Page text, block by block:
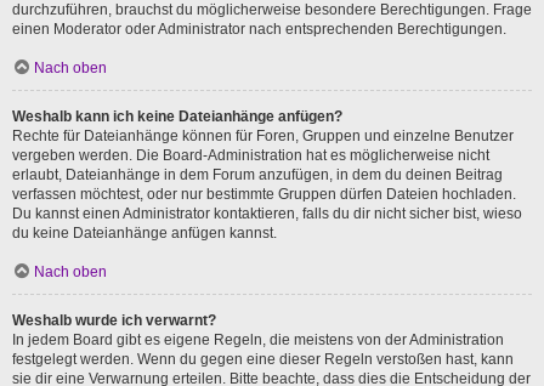
durchzuführen, brauchst du möglicherweise besondere Berechtigungen. Frage
einen Moderator oder Administrator nach entsprechenden Berechtigungen.
Nach oben
Weshalb kann ich keine Dateianhänge anfügen?
Rechte für Dateianhänge können für Foren, Gruppen und einzelne Benutzer
vergeben werden. Die Board-Administration hat es möglicherweise nicht
erlaubt, Dateianhänge in dem Forum anzufügen, in dem du deinen Beitrag
verfassen möchtest, oder nur bestimmte Gruppen dürfen Dateien hochladen.
Du kannst einen Administrator kontaktieren, falls du dir nicht sicher bist, wieso
du keine Dateianhänge anfügen kannst.
Nach oben
Weshalb wurde ich verwarnt?
In jedem Board gibt es eigene Regeln, die meistens von der Administration
festgelegt werden. Wenn du gegen eine dieser Regeln verstoßen hast, kann
sie dir eine Verwarnung erteilen. Bitte beachte, dass dies die Entscheidung der